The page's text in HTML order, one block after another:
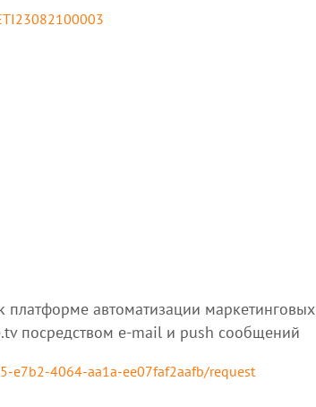
платформе автоматизации маркетинговых
посредством e-mail и push сообщений
e7b2-4064-aa1a-ee07faf2aafb/request